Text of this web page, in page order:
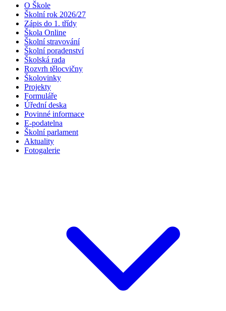
O Škole
Školní rok 2026/27
Zápis do 1. třídy
Škola Online
Školní stravování
Školní poradenství
Školská rada
Rozvrh tělocvičny
Školovinky
Projekty
Formuláře
Úřední deska
Povinné informace
E-podatelna
Školní parlament
Aktuality
Fotogalerie